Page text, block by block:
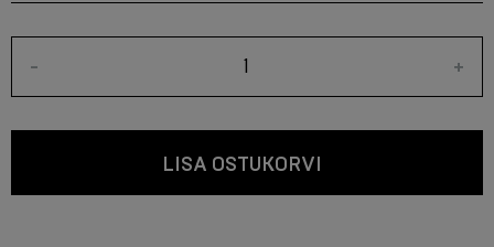
- +
LISA OSTUKORVI